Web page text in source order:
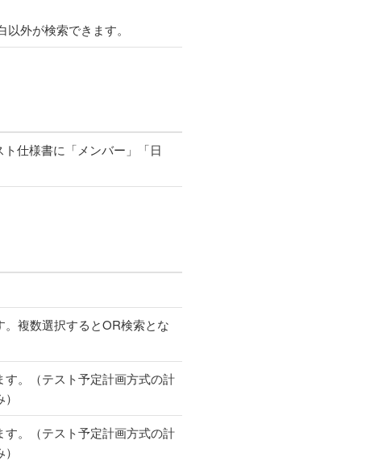
外が検索できます。
仕様書に「メンバー」「日
複数選択するとOR検索とな
。（テスト予定計画方式の計
。（テスト予定計画方式の計